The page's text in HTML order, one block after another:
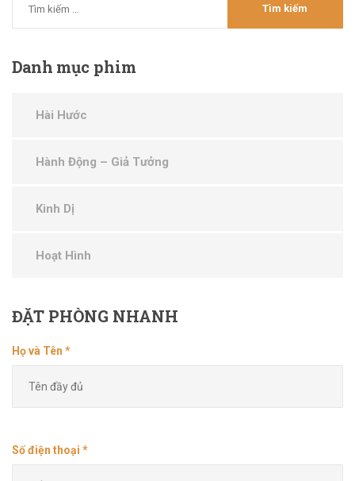
Danhmục phim
Hài Hước
Hành Động – Giả Tưởng
Kinh Dị
Hoạt Hình
ĐẶTPHÒNG NHANH
Họ và Tên *
Số điện thoại *